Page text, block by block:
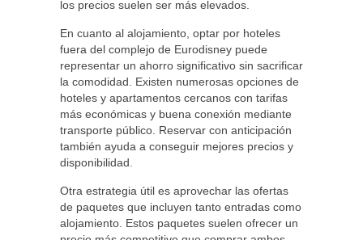
los precios suelen ser más elevados.
En cuanto al alojamiento, optar por hoteles
fuera del complejo de Eurodisney puede
representar un ahorro significativo sin sacrificar
la comodidad. Existen numerosas opciones de
hoteles y apartamentos cercanos con tarifas
más económicas y buena conexión mediante
transporte público. Reservar con anticipación
también ayuda a conseguir mejores precios y
disponibilidad.
Otra estrategia útil es aprovechar las ofertas
de paquetes que incluyen tanto entradas como
alojamiento. Estos paquetes suelen ofrecer un